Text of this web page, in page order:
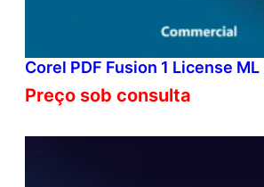
Corel PDF Fusion 1 License
Preço sob consulta